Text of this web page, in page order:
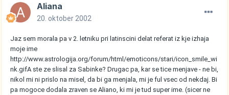
Aliana
20. oktober 2002
Jaz sem morala pa v 2. letniku pri latinscini delat referat iz kje izhaja
moje ime
http://www.astrologija.org/forum/html/emoticons/stari/icon_smile_wi
nk.gifA ste ze slisal za Sabinke? Drugac pa, kar se tice menjave - ne bi,
nikol mi ni prislo na misel, da bi ga menjala, mi je ful vsec od nekdaj. Bi
pa mogoce dodala zraven se Aliano, ki mi je tud super ime. (sicer ne